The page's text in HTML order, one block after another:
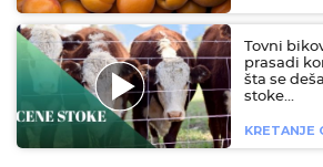
Tovni
prasadi
šta se
stoke…
KRETANJE